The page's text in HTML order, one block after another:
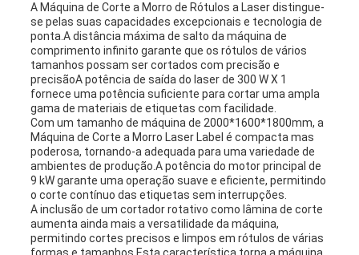
A Máquina de Corte a Morro de Rótulos a Laser distingue-
se pelas suas capacidades excepcionais e tecnologia de
ponta.A distância máxima de salto da máquina de
comprimento infinito garante que os rótulos de vários
tamanhos possam ser cortados com precisão e
precisãoA potência de saída do laser de 300 W X 1
fornece uma potência suficiente para cortar uma ampla
gama de materiais de etiquetas com facilidade.
Com um tamanho de máquina de 2000*1600*1800mm, a
Máquina de Corte a Morro Laser Label é compacta mas
poderosa, tornando-a adequada para uma variedade de
ambientes de produção.A potência do motor principal de
9 kW garante uma operação suave e eficiente, permitindo
o corte contínuo das etiquetas sem interrupções.
A inclusão de um cortador rotativo como lâmina de corte
aumenta ainda mais a versatilidade da máquina,
permitindo cortes precisos e limpos em rótulos de várias